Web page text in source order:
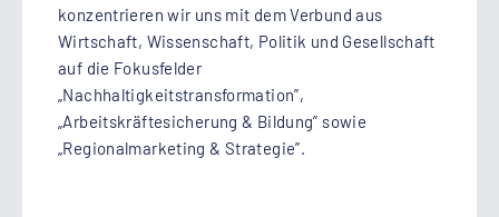
konzentrieren wir uns mit dem Verbund aus
Wirtschaft, Wissenschaft, Politik und Gesellschaft
auf die Fokusfelder
„Nachhaltigkeitstransformation”,
„Arbeitskräftesicherung & Bildung” sowie
„Regionalmarketing & Strategie”.